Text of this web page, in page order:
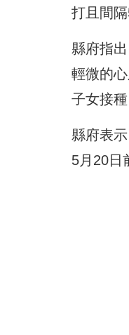
打且間
縣府指
輕微的
子女接種
縣府表
5月20日